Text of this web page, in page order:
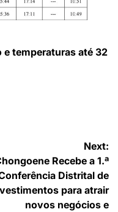
e temperaturas até 32
Next:
Recebe a 1.ª
Distrital de
para atrair
novos negócios e